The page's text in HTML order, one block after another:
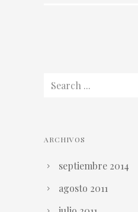
ARCHIVOS
septiembre 2014
agosto 2011